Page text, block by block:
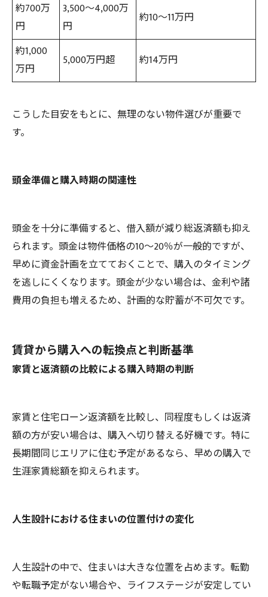
約700万
円
3,500～4,000万
円
約10～11万円
約1,000
万円
5,000万円超 約14万円
こうした目安をもとに、無理のない物件選びが重要で
す。
頭金準備と購入時期の関連性
頭金を十分に準備すると、借入額が減り総返済額も抑え
られます。頭金は物件価格の10～20％が一般的ですが、
早めに資金計画を立てておくことで、購入のタイミング
を逃しにくくなります。頭金が少ない場合は、金利や諸
費用の負担も増えるため、計画的な貯蓄が不可欠です。
賃貸から購入への転換点と判断基準
家賃と返済額の比較による購入時期の判断
家賃と住宅ローン返済額を比較し、同程度もしくは返済
額の方が安い場合は、購入へ切り替える好機です。特に
長期間同じエリアに住む予定があるなら、早めの購入で
生涯家賃総額を抑えられます。
人生設計における住まいの位置付けの変化
人生設計の中で、住まいは大きな位置を占めます。転勤
や転職予定がない場合や、ライフステージが安定してい